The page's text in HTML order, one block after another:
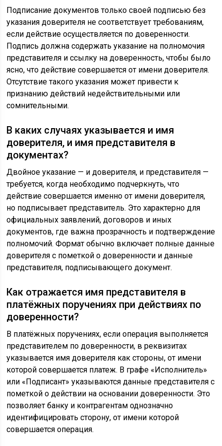
Подписание документов только своей подписью без
указания доверителя не соответствует требованиям,
если действие осуществляется по доверенности.
Подпись должна содержать указание на полномочия
представителя и ссылку на доверенность, чтобы было
ясно, что действие совершается от имени доверителя.
Отсутствие такого указания может привести к
признанию действий недействительными или
сомнительными.
В каких случаях указывается и имя
доверителя, и имя представителя в
документах?
Двойное указание — и доверителя, и представителя —
требуется, когда необходимо подчеркнуть, что
действие совершается именно от имени доверителя,
но подписывает представитель. Это характерно для
официальных заявлений, договоров и иных
документов, где важна прозрачность и подтверждение
полномочий. Формат обычно включает полные данные
доверителя с пометкой о доверенности и данные
представителя, подписывающего документ.
Как отражается имя представителя в
платёжных поручениях при действиях по
доверенности?
В платёжных поручениях, если операция выполняется
представителем по доверенности, в реквизитах
указывается имя доверителя как стороны, от имени
которой совершается платеж. В графе «Исполнитель»
или «Подписант» указываются данные представителя с
пометкой о действии на основании доверенности. Это
позволяет банку и контрагентам однозначно
идентифицировать сторону, от имени которой
совершается операция.